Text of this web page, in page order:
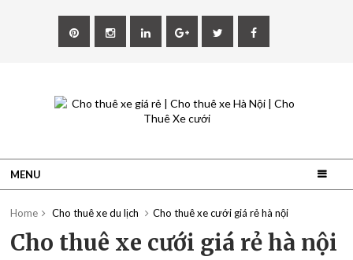
MENU
Home Cho thuê xe du lịch Cho thuê xe cưới giá rẻ hà nội
Cho thuê xe cưới giá rẻ hà nội